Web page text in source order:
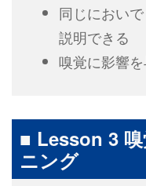
同じにおい
説明できる
嗅覚に影響
■ Lesson 3
ニング